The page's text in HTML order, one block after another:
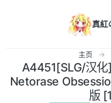
真紅
主页
A4451[SLG/汉
Netorase
版